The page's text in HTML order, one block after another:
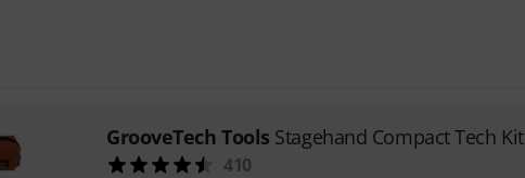
GrooveTech Tools Stagehand Compact Tech Kit
410